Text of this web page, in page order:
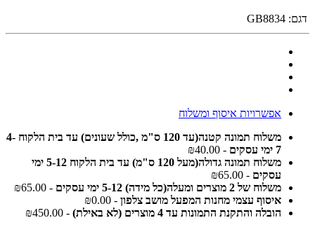
דגם: GB8834
אפשרויות איסוף ומשלוח
משלוח תמונה קטנה(עד 120 ס"מ ,כולל שעונים) עד בית הלקוח 4-
7 ימי עסקים
- ₪40.00
משלוח תמונה גדולה(מעל 120 ס"מ) עד בית הלקוח 5-12 ימי
עסקים - ₪65.00
משלוח של 2 מוצרים ומעלה(כל מידה) 5-12 ימי עסקים
- ₪65.00
איסוף עצמי מחנות המפעל מושב צלפון - ₪0.00
הובלה והתקנת התמונות עד 4 מוצרים (לא באילת)
- ₪450.00